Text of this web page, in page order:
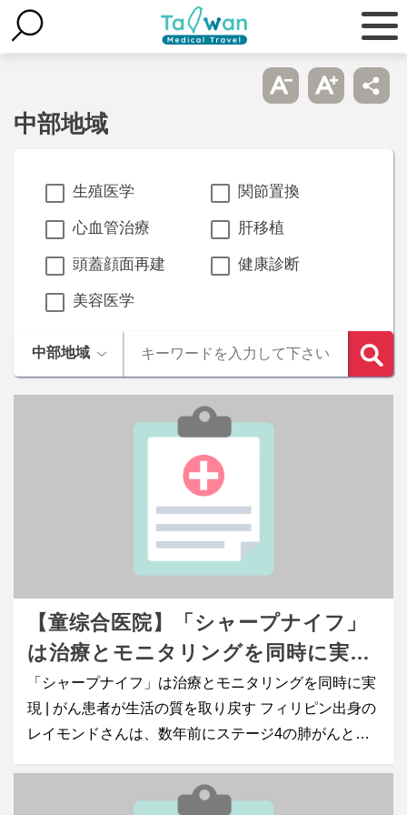
中部地域
生殖医学 関節置換
心血管治療 肝移植
頭蓋顔面再建 健康診断
美容医学
【童综合医院】「シャープナイフ」
は治療とモニタリングを同時に実現
| がん患者が生活の質を取り戻す
「シャープナイフ」は治療とモニタリングを同時に実
現 | がん患者が生活の質を取り戻す フィリピン出身の
レイモンドさんは、数年前にステージ4の肺がんと診
に悩まされていました。友人の勧めで、放射線治療を
受けるために台湾へ行くことを決意しました。 レイモ